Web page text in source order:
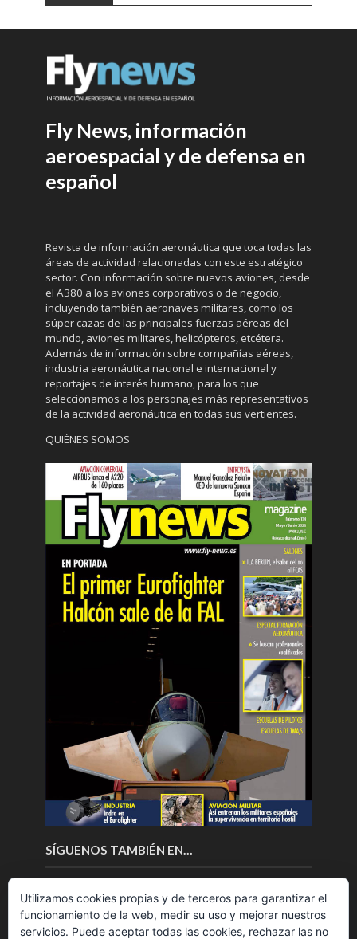
Fly News, información
aeroespacial y de defensa en
español
Revista de información aeronáutica que toca todas las
áreas de actividad relacionadas con este estratégico
sector. Con información sobre nuevos aviones, desde
el A380 a los aviones corporativos o de negocio,
incluyendo también aeronaves militares, como los
súper cazas de las principales fuerzas aéreas del
mundo, aviones militares, helicópteros, etcétera.
Además de información sobre compañías aéreas,
industria aeronáutica nacional e internacional y
reportajes de interés humano, para los que
seleccionamos a los personajes más representativos
de la actividad aeronáutica en todas sus vertientes.
QUIÉNES SOMOS
SÍGUENOS TAMBIÉN EN…
Utilizamos cookies propias y de terceros para garantizar el
funcionamiento de la web, medir su uso y mejorar nuestros
servicios. Puede aceptar todas las cookies, rechazar las no